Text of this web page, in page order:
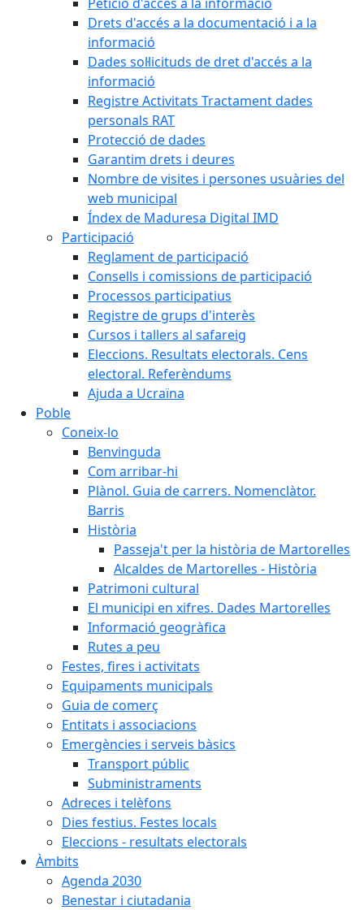
Drets d'accés a la documentació i a la
informació
Dades sol·licituds de dret d'accés a la
informació
Registre Activitats Tractament dades
personals RAT
Protecció de dades
Garantim drets i deures
Nombre de visites i persones usuàries del
web municipal
Índex de Maduresa Digital IMD
Participació
Reglament de participació
Consells i comissions de participació
Processos participatius
Registre de grups d'interès
Cursos i tallers al safareig
Eleccions. Resultats electorals. Cens
electoral. Referèndums
Ajuda a Ucraïna
Poble
Coneix-lo
Benvinguda
Com arribar-hi
Plànol. Guia de carrers. Nomenclàtor.
Barris
Història
Passeja't per la història de Martorelles
Alcaldes de Martorelles - Història
Patrimoni cultural
El municipi en xifres. Dades Martorelles
Informació geogràfica
Rutes a peu
Festes, fires i activitats
Equipaments municipals
Guia de comerç
Entitats i associacions
Emergències i serveis bàsics
Transport públic
Subministraments
Adreces i telèfons
Dies festius. Festes locals
Eleccions - resultats electorals
Àmbits
Agenda 2030
Benestar i ciutadania